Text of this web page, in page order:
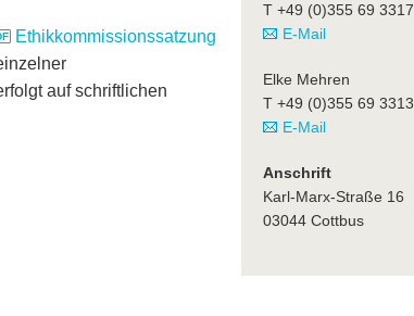
Ethikkommissionssatzung
auf schriftlichen
T +49 (0)355 69 3317
E-Mail
Elke Mehren
T +49 (0)355 69 3313
E-Mail
Anschrift
Karl-Marx-Straße 16
03044 Cottbus